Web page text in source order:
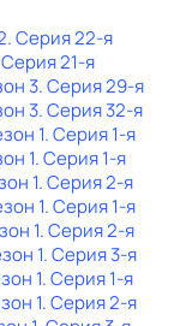
. Серия 22-я
21-я
3. Серия 29-я
3. Серия 32-я
1. Серия 1-я
1. Серия 1-я
1. Серия 2-я
1. Серия 1-я
1. Серия 2-я
1. Серия 3-я
1. Серия 1-я
1. Серия 2-я